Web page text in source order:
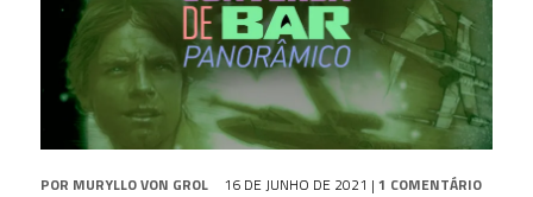
POR MURYLLO VON GROL 16 DE JUNHO DE 2021 | 1 COMENTÁRIO